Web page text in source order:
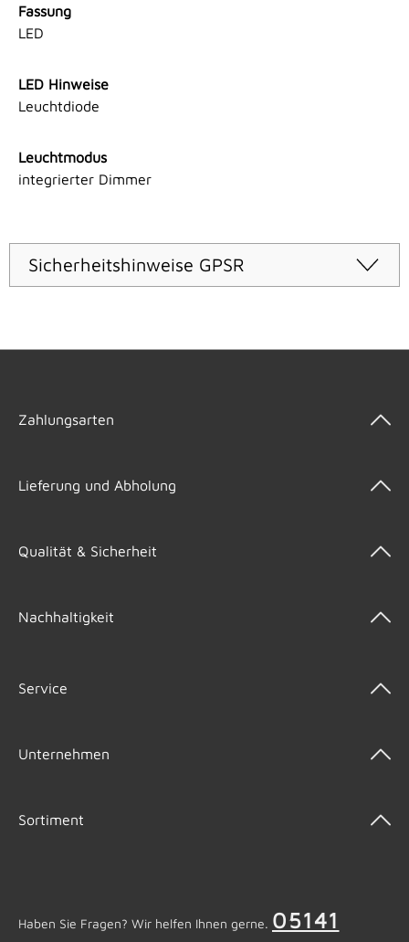
Fassung
LED
LED Hinweise
Leuchtdiode
Leuchtmodus
integrierter Dimmer
Sicherheitshinweise GPSR
Zahlungsarten
Lieferung und Abholung
Qualität & Sicherheit
Nachhaltigkeit
Service
Unternehmen
Sortiment
Haben Sie Fragen? Wir helfen Ihnen gerne. 05141